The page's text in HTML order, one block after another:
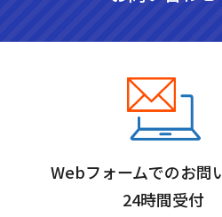
Webフォームでのお問
24時間受付